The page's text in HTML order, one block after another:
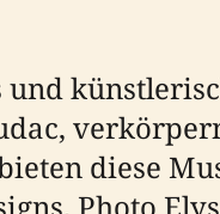
diese